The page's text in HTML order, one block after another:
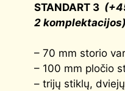
STANDART 3
2 komplektacijos)
– 70 mm storio
– 100 mm pločio
– trijų stiklų,